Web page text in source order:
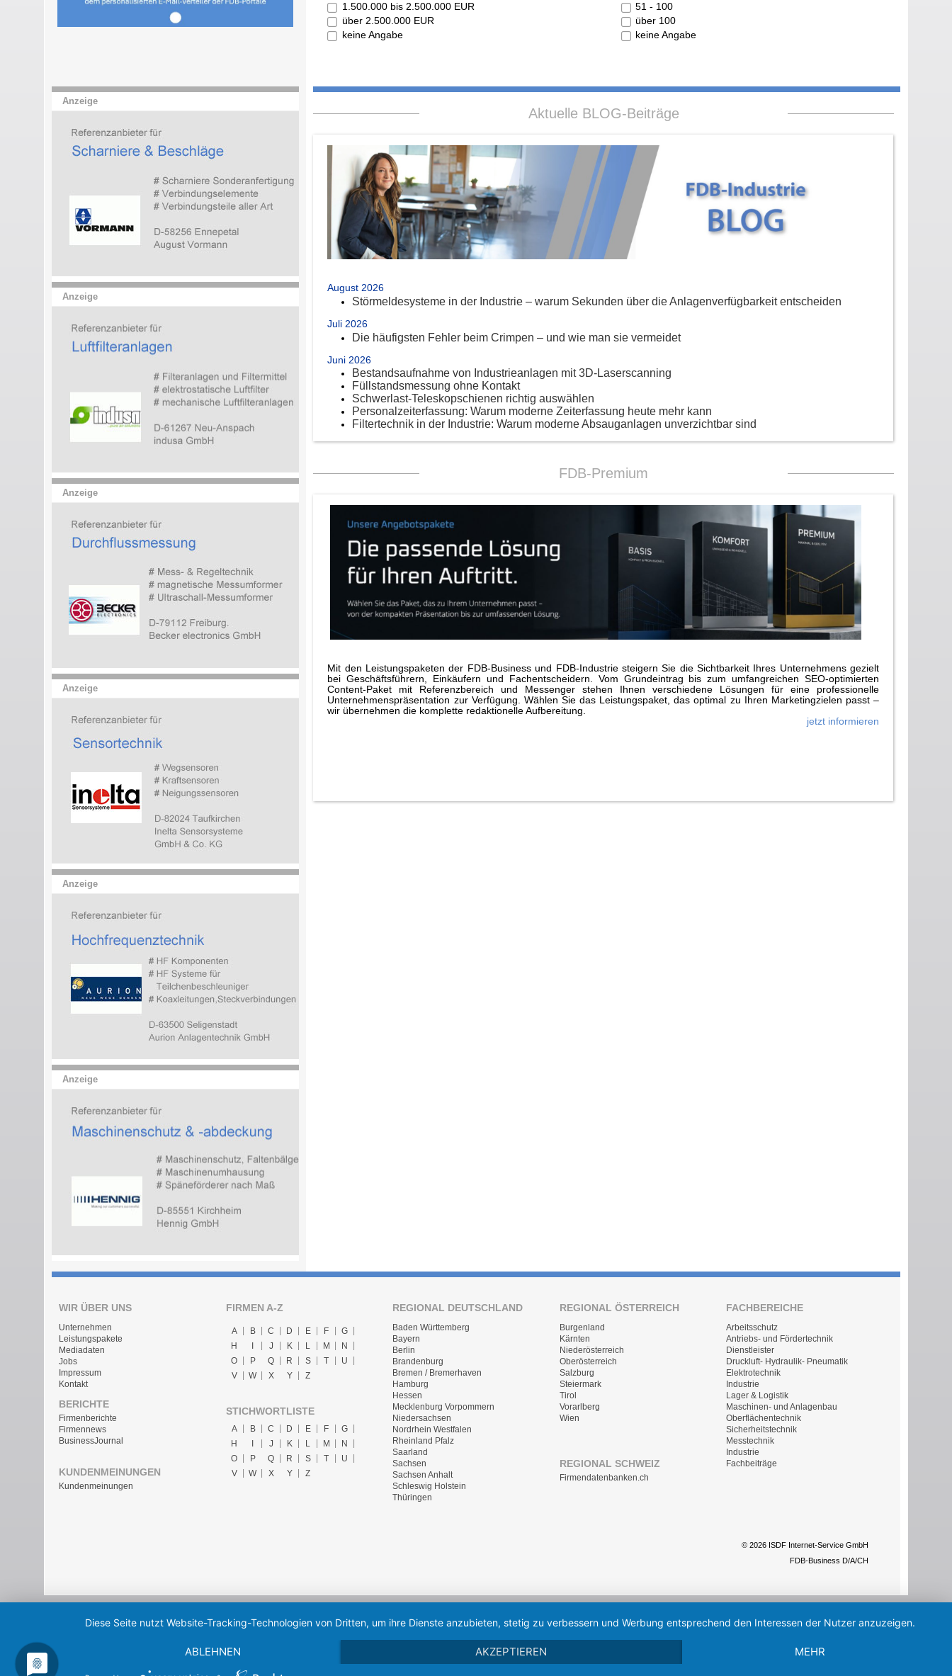
Anzeige
Anzeige
Anzeige
Anzeige
Anzeige
Anzeige
1.500.000 bis 2.500.000 EUR
über 2.500.000 EUR
keine Angabe
51 - 100
über 100
keine Angabe
Aktuelle BLOG-Beiträge
August 2026
Störmeldesysteme in der Industrie – warum Sekunden über die Anlagenverfügbarkeit entscheiden
Juli 2026
Die häufigsten Fehler beim Crimpen – und wie man sie vermeidet
Juni 2026
Bestandsaufnahme von Industrieanlagen mit 3D-Laserscanning
Füllstandsmessung ohne Kontakt
Schwerlast-Teleskopschienen richtig auswählen
Personalzeiterfassung: Warum moderne Zeiterfassung heute mehr kann
Filtertechnik in der Industrie: Warum moderne Absauganlagen unverzichtbar sind
FDB-Premium
Mit den Leistungspaketen der FDB-Business und FDB-Industrie steigern Sie die Sichtbarkeit Ihres Unternehmens gezielt
bei Geschäftsführern, Einkäufern und Fachentscheidern. Vom Grundeintrag bis zum umfangreichen SEO-optimierten
Content-Paket mit Referenzbereich und Messenger stehen Ihnen verschiedene Lösungen für eine professionelle
Unternehmenspräsentation zur Verfügung. Wählen Sie das Leistungspaket, das optimal zu Ihren Marketingzielen passt –
wir übernehmen die komplette redaktionelle Aufbereitung.
jetzt informieren
WIR ÜBER UNS
Unternehmen
Leistungspakete
Mediadaten
Jobs
Impressum
Kontakt
BERICHTE
Firmenberichte
Firmennews
BusinessJournal
KUNDENMEINUNGEN
Kundenmeinungen
FIRMEN A-Z
A B C D E F
G
H
I J K L M
N
O
P Q R S T
U
V
W X Y Z
STICHWORTLISTE
A B C D E F
G
H
J K L M
N
O
P Q R S T
U
V
W X Y Z
REGIONAL DEUTSCHLAND
Baden Württemberg
Bayern
Berlin
Brandenburg
Bremen / Bremerhaven
Hamburg
Hessen
Mecklenburg Vorpommern
Niedersachsen
Nordrhein Westfalen
Rheinland Pfalz
Saarland
Sachsen
Sachsen Anhalt
Schleswig Holstein
Thüringen
REGIONAL ÖSTERREICH
Burgenland
Kärnten
Niederösterreich
Oberösterreich
Salzburg
Steiermark
Tirol
Vorarlberg
Wien
REGIONAL SCHWEIZ
Firmendatenbanken.ch
FACHBEREICHE
Arbeitsschutz
Antriebs- und Fördertechnik
Dienstleister
Druckluft- Hydraulik- Pneumatik
Elektrotechnik
Industrie
Lager & Logistik
Maschinen- und Anlagenbau
Oberflächentechnik
Sicherheitstechnik
Messtechnik
Industrie
Fachbeiträge
© 2026 ISDF Internet-Service GmbH
FDB-Business D/A/CH
Diese Seite nutzt Website-Tracking-Technologien von Dritten, um ihre Dienste anzubieten, stetig zu verbessern und Werbung entsprechend den Interessen der Nutzer anzuzeigen.
ABLEHNEN AKZEPTIEREN MEHR